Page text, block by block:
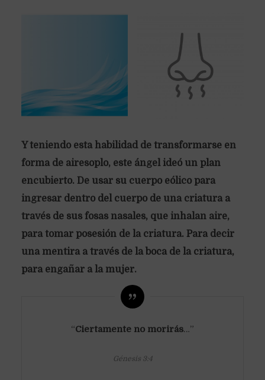
Y teniendo esta habilidad de transformarse en
forma de airesoplo, este ángel ideó un plan
encubierto. De usar su cuerpo eólico para
ingresar dentro del cuerpo de una criatura a
través de sus fosas nasales, que inhalan aire,
para tomar posesión de la criatura. Para decir
una mentira a través de la boca de la criatura,
para engañar a la mujer.
“Ciertamente no morirás…”
Génesis 3:4